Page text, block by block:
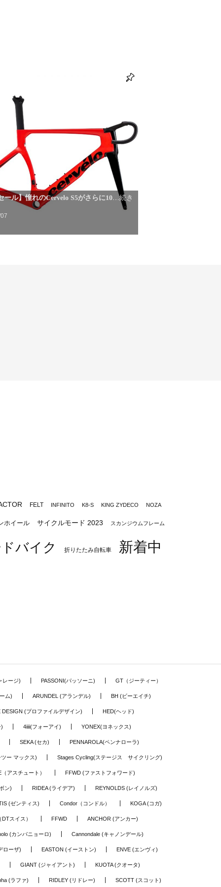
ール】憧れのCervelo S5がさらに10…続き
FELT INFINITO K8-S KING ZYDECO NOZA
ホイール サイクルモード 2023 スカンジウムフレーム
バイク 折りたたみ自転車 新着中
レージ) PASSONI(パッソーニ) GT（ジーティー）
ム) ARUNDEL (アランデル) BH (ビーエイチ)
DESIGN (プロファイルデザイン) HED(ヘッド)
4iiii(フォーアイ) YONEX(ヨネックス)
SEKA (セカ) PENNAROLA(ペンナローラ)
ー マックス) Stages Cycling(ステージス サイクリング)
アスチュート） FFWD (ファストフォワード)
ン) RIDEA (ライデア) REYNOLDS (レイノルズ)
(ゼンティス) Condor（コンドル） KOGA (コガ)
スイス） FFWD ANCHOR (アンカー)
(カンパニョーロ) Cannondale (キャノンデール)
ローザ) EASTON (イーストン) ENVE (エンヴィ)
GIANT (ジャイアント) KUOTA (クオータ)
(ラファ) RIDLEY (リドレー) SCOTT (スコット)